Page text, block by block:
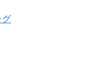
グ